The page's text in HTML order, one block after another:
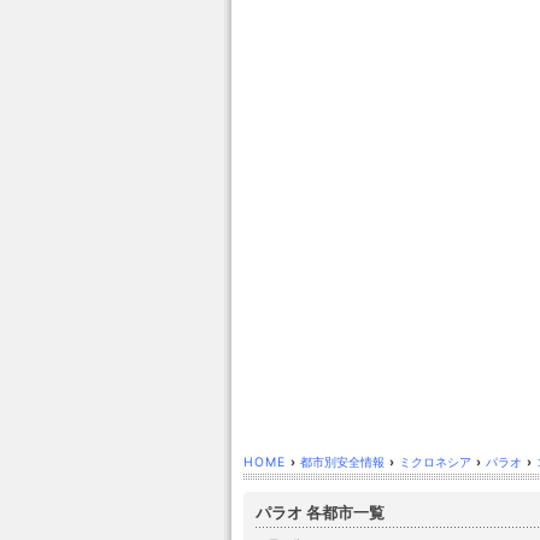
HOME › 都市別安全情報 › ミクロネシア › パラオ ›
パラオ 各都市一覧